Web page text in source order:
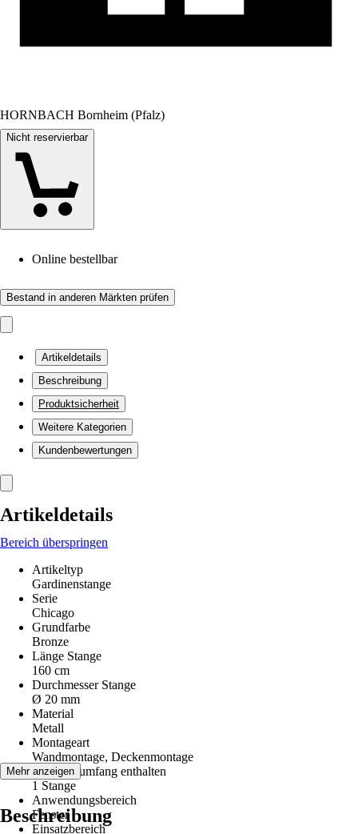
HORNBACH Bornheim (Pfalz)
Nicht reservierbar
Online bestellbar
Bestand in anderen Märkten prüfen
Artikeldetails
Beschreibung
Produktsicherheit
Weitere Kategorien
Kundenbewertungen
Artikeldetails
Bereich überspringen
Artikeltyp
Gardinenstange
Serie
Chicago
Grundfarbe
Bronze
Länge Stange
160 cm
Durchmesser Stange
Ø 20 mm
Material
Metall
Montageart
Wandmontage, Deckenmontage
Im Lieferumfang enthalten
1 Stange
Anwendungsbereich
Fenster
Einsatzbereich
Mehr anzeigen
Beschreibung